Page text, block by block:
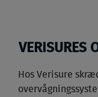
VERISURES
Hos Verisure